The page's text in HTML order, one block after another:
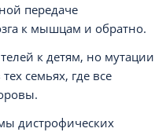
передаче
к мышцам и обратно.
к детям, но мутации
семьях, где все
дистрофических